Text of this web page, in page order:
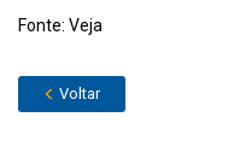
Fonte: Veja
Voltar